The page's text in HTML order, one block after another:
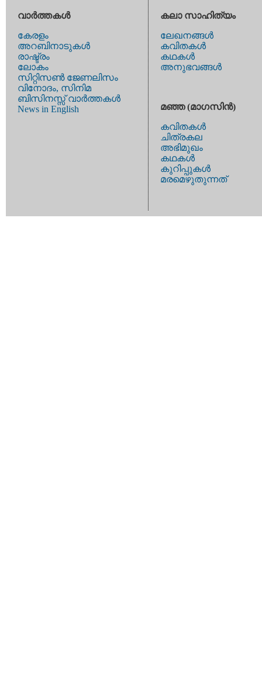
വാര്‍ത്തകള്‍
കേരളം
അറബിനാടുകള്‍
രാഷ്ട്രം
ലോകം
സിറ്റിസണ്‍ ജേണലിസം
വിനോദം, സിനിമ
ബിസിനസ്സ് വാര്‍ത്തകള്‍
News in English
കലാ സാഹിത്യം
ലേഖനങ്ങള്‍
കവിതകള്‍
കഥകള്‍
അനുഭവങ്ങള്‍
മഞ്ഞ (മാഗസിന്‍)
കവിതകള്‍
ചിത്രകല
അഭിമുഖം
കഥകള്‍
കുറിപ്പുകള്‍
മരമെഴുതുന്നത്